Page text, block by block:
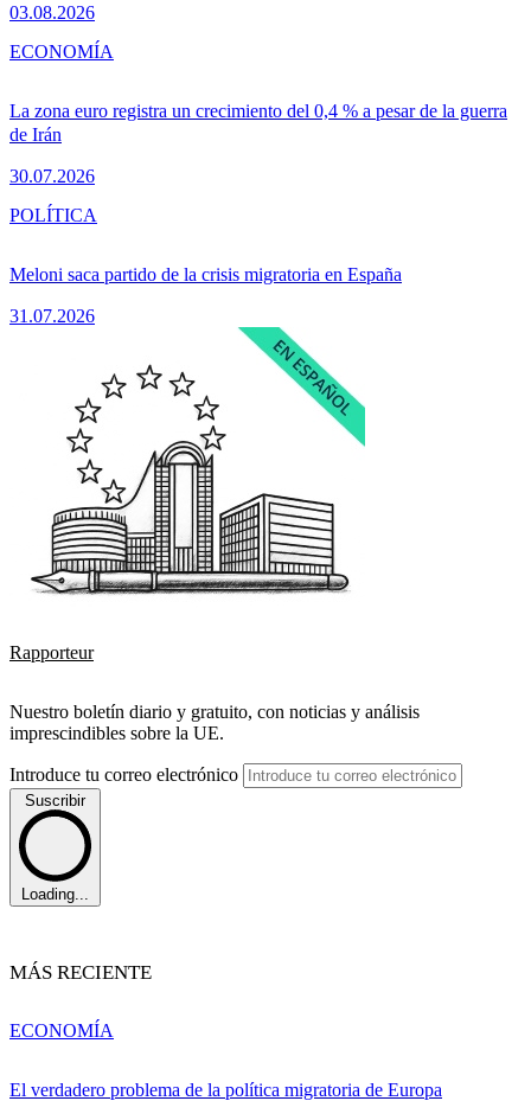
03.08.2026
La zona euro registra un crecimiento del 0,4 % a pesar de la guerra
de Irán
30.07.2026
ECONOMÍA
Meloni saca partido de la crisis migratoria en España
31.07.2026
POLÍTICA
Rapporteur
Nuestro boletín diario y gratuito, con noticias y análisis
imprescindibles sobre la UE.
Introduce tu correo electrónico
Suscribir
Loading...
MÁS RECIENTE
El verdadero problema de la política migratoria de Europa
ECONOMÍA